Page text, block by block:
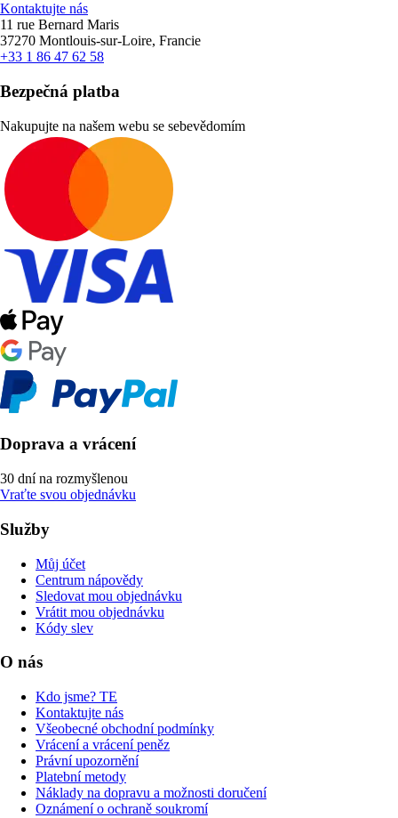
Kontaktujte nás
11 rue Bernard Maris
37270 Montlouis-sur-Loire, Francie
+33 1 86 47 62 58
Bezpečná platba
Nakupujte na našem webu se sebevědomím
Doprava a vrácení
30 dní na rozmyšlenou
Vraťte svou objednávku
Služby
Můj účet
Centrum nápovědy
Sledovat mou objednávku
Vrátit mou objednávku
Kódy slev
O nás
Kdo jsme? TE
Kontaktujte nás
Všeobecné obchodní podmínky
Vrácení a vrácení peněz
Právní upozornění
Platební metody
Náklady na dopravu a možnosti doručení
Oznámení o ochraně soukromí